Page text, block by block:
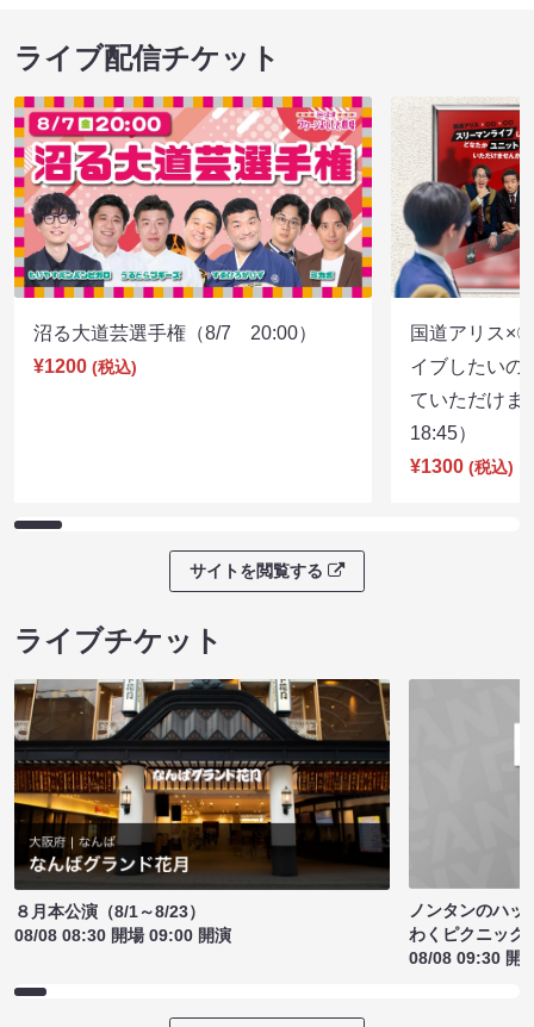
ライブ配信チケット
沼る大道芸選手権（8/7 20:00）
¥1200 (税込)
国道アリス×
イブしたいの
ていただけ
18:45）
¥1300 (税込)
サイトを閲覧する
ライブチケット
８月本公演（8/1～8/23）
08/08 08:30 開場 09:00 開演
ノンタンのハッ
わくピクニック
08/08 09:30 開